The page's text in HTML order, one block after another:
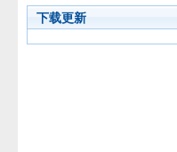
下载更新